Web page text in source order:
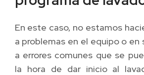
En este caso, no estamos
a problemas en el equipo o en
a errores comunes que se
la hora de dar inicio al